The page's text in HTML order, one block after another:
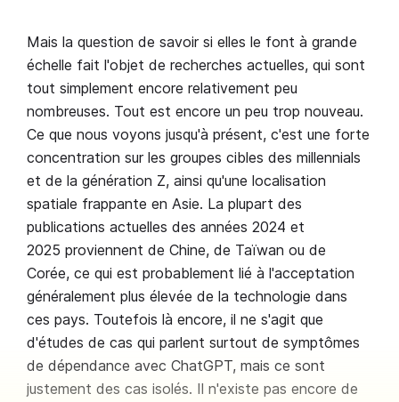
Mais la question de savoir si elles le font à grande
échelle fait l'objet de recherches actuelles, qui sont
tout simplement encore relativement peu
nombreuses. Tout est encore un peu trop nouveau.
Ce que nous voyons jusqu'à présent, c'est une forte
concentration sur les groupes cibles des millennials
et de la génération Z, ainsi qu'une localisation
spatiale frappante en Asie. La plupart des
publications actuelles des années 2024 et
2025 proviennent de Chine, de Taïwan ou de
Corée, ce qui est probablement lié à l'acceptation
généralement plus élevée de la technologie dans
ces pays. Toutefois là encore, il ne s'agit que
d'études de cas qui parlent surtout de symptômes
de dépendance avec ChatGPT, mais ce sont
justement des cas isolés. Il n'existe pas encore de